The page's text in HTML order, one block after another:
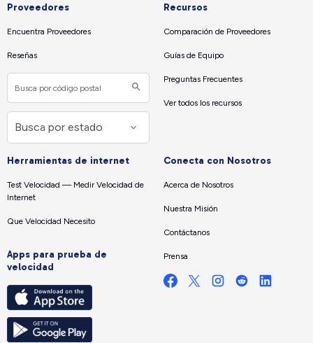
Proveedores
Encuentra Proveedores
Reseñas
Recursos
Comparación de Proveedores
Guías de Equipo
Preguntas Frecuentes
Ver todos los recursos
Herramientas de internet
Test Velocidad — Medir Velocidad de
Internet
Que Velocidad Necesito
Apps para prueba de
velocidad
Conecta con Nosotros
Acerca de Nosotros
Nuestra Misión
Contáctanos
Prensa